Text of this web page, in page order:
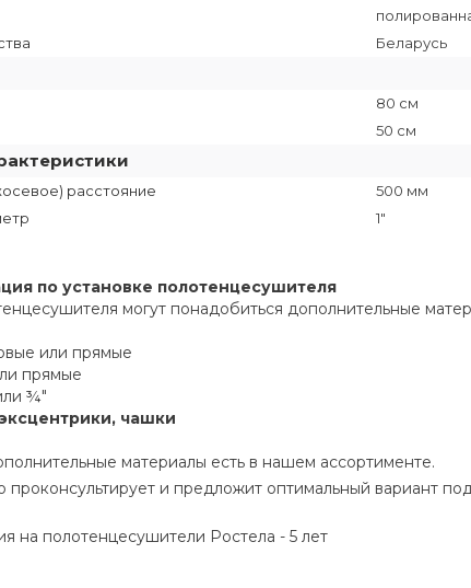
Беларусь
80 см
50 см
расстояние
500 мм
1"
по установке полотенцесушителя
могут понадобиться дополнительные
или прямые
прямые
¾"
чашки
материалы есть в нашем ассортименте.
и предложит оптимальный вариант
на полотенцесушители Ростела - 5 лет